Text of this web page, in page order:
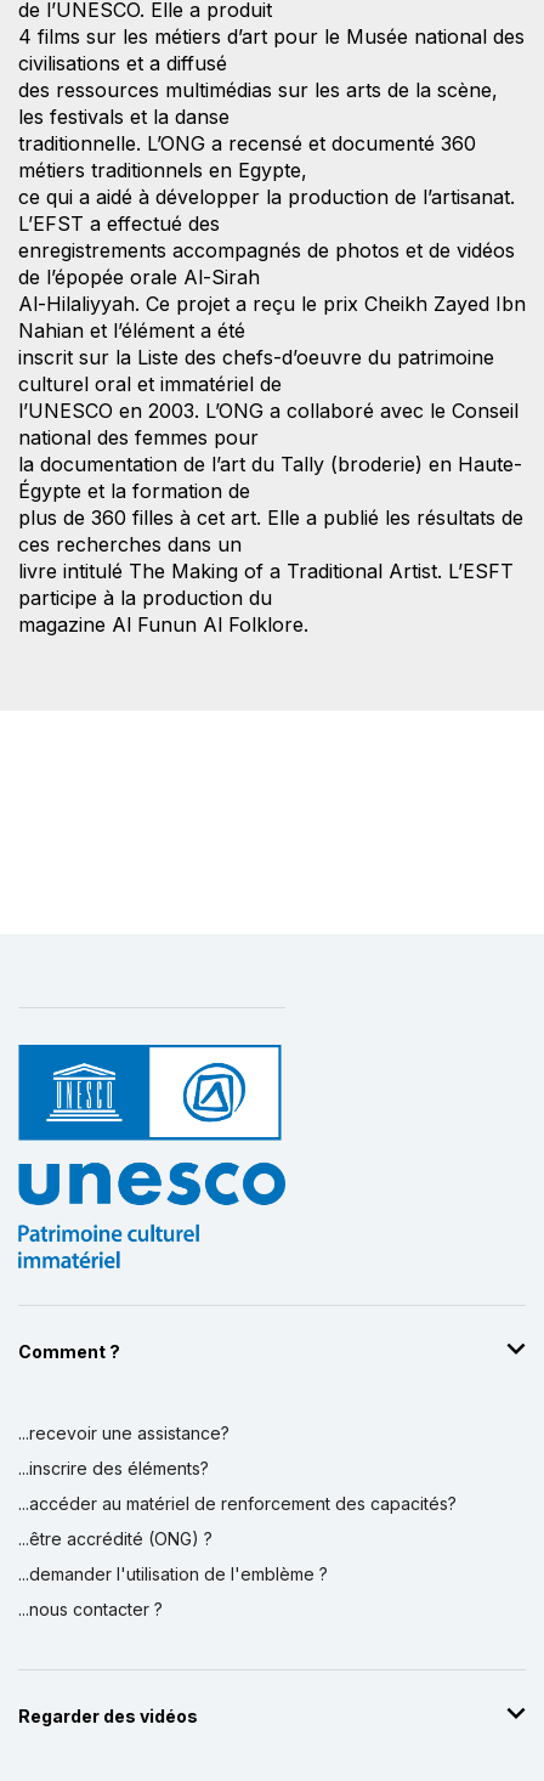
de l’UNESCO. Elle a produit
4 films sur les métiers d’art pour le Musée national des
civilisations et a diffusé
des ressources multimédias sur les arts de la scène,
les festivals et la danse
traditionnelle. L’ONG a recensé et documenté 360
métiers traditionnels en Egypte,
ce qui a aidé à développer la production de l’artisanat.
L’EFST a effectué des
enregistrements accompagnés de photos et de vidéos
de l’épopée orale Al-Sirah
Al-Hilaliyyah. Ce projet a reçu le prix Cheikh Zayed Ibn
Nahian et l’élément a été
inscrit sur la Liste des chefs-d’oeuvre du patrimoine
culturel oral et immatériel de
l’UNESCO en 2003. L’ONG a collaboré avec le Conseil
national des femmes pour
la documentation de l’art du Tally (broderie) en Haute-
Égypte et la formation de
plus de 360 filles à cet art. Elle a publié les résultats de
ces recherches dans un
livre intitulé The Making of a Traditional Artist. L’ESFT
participe à la production du
magazine Al Funun Al Folklore.
Comment ?
...recevoir une assistance?
...inscrire des éléments?
...accéder au matériel de renforcement des capacités?
...être accrédité (ONG) ?
...demander l'utilisation de l'emblème ?
...nous contacter ?
Regarder des vidéos